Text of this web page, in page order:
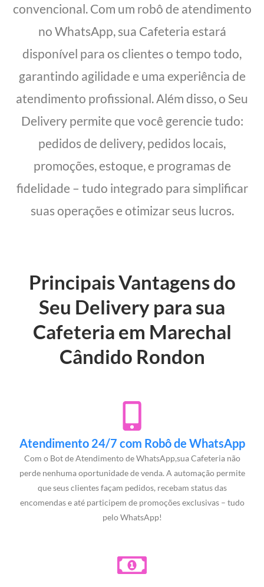
convencional. Com um robô de atendimento
no WhatsApp, sua Cafeteria estará
disponível para os clientes o tempo todo,
garantindo agilidade e uma experiência de
atendimento profissional. Além disso, o Seu
Delivery permite que você gerencie tudo:
pedidos de delivery, pedidos locais,
promoções, estoque, e programas de
fidelidade – tudo integrado para simplificar
suas operações e otimizar seus lucros.
Principais Vantagens do
Seu Delivery para sua
Cafeteria em Marechal
Cândido Rondon
Atendimento 24/7 com Robô de WhatsApp
Com o Bot de Atendimento de WhatsApp,sua Cafeteria não
perde nenhuma oportunidade de venda. A automação permite
que seus clientes façam pedidos, recebam status das
encomendas e até participem de promoções exclusivas – tudo
pelo WhatsApp!